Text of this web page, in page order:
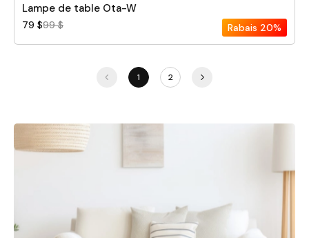
Lampe de table Ota-W
79 $99 $ Rabais 20%
1 2